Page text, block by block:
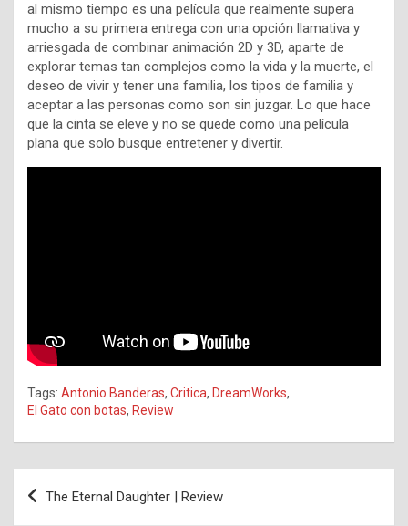
al mismo tiempo es una película que realmente supera
mucho a su primera entrega con una opción llamativa y
arriesgada de combinar animación 2D y 3D, aparte de
explorar temas tan complejos como la vida y la muerte, el
deseo de vivir y tener una familia, los tipos de familia y
aceptar a las personas como son sin juzgar. Lo que hace
que la cinta se eleve y no se quede como una película
plana que solo busque entretener y divertir.
Tags: Antonio Banderas, Critica, DreamWorks,
El Gato con botas, Review
Navegación
de
The Eternal Daughter | Review